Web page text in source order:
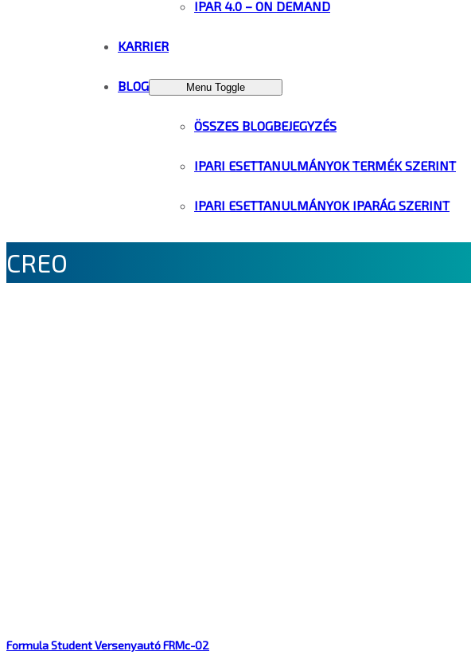
IPAR 4.0 – ON DEMAND
KARRIER
BLOG Menu Toggle
ÖSSZES BLOGBEJEGYZÉS
IPARI ESETTANULMÁNYOK TERMÉK SZERINT
IPARI ESETTANULMÁNYOK IPARÁG SZERINT
CREO
Formula Student Versenyautó FRMc-02